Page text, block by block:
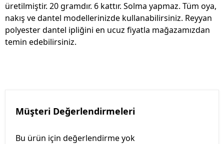
üretilmiştir. 20 gramdır. 6 kattır. Solma yapmaz. Tüm oya,
nakış ve dantel modellerinizde kullanabilirsiniz. Reyyan
polyester dantel ipliğini en ucuz fiyatla mağazamızdan
temin edebilirsiniz.
Müşteri Değerlendirmeleri
Bu ürün için değerlendirme yok